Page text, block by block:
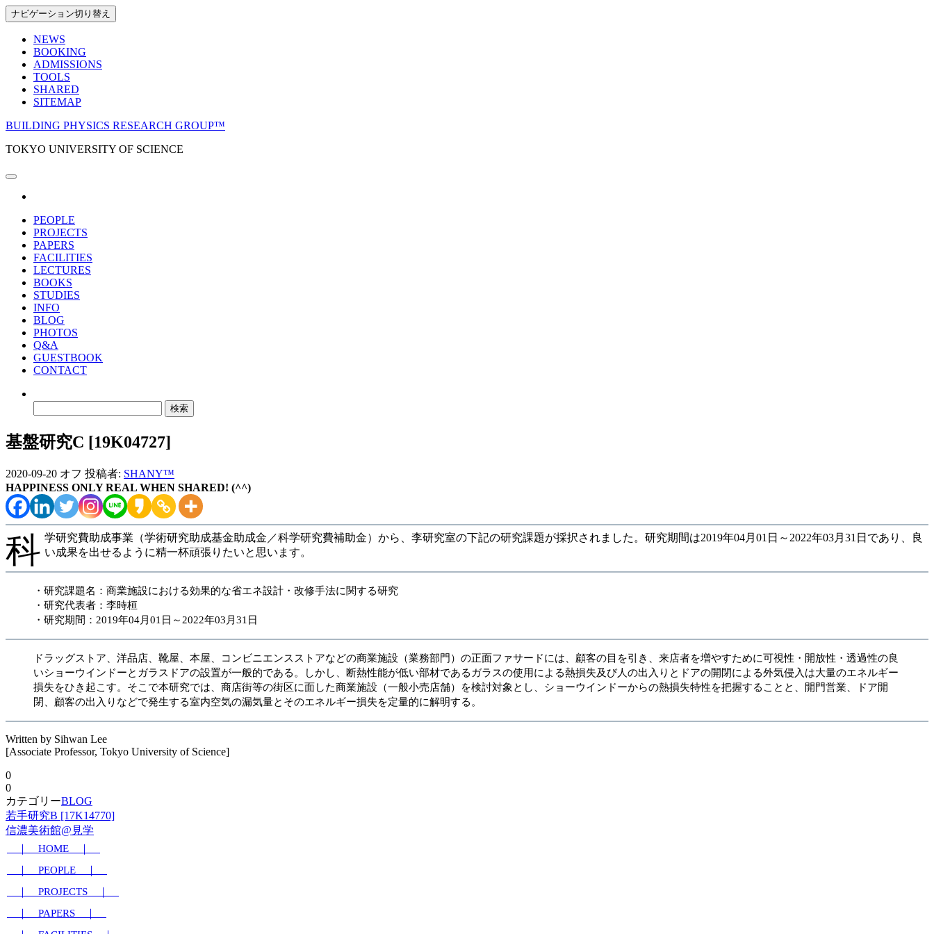
Skip
to
content
ナビゲーション切り替え
NEWS
BOOKING
ADMISSIONS
TOOLS
SHARED
SITEMAP
BUILDING PHYSICS RESEARCH GROUP™
TOKYO UNIVERSITY OF SCIENCE
PEOPLE
PROJECTS
PAPERS
FACILITIES
LECTURES
BOOKS
STUDIES
INFO
BLOG
PHOTOS
Q&A
GUESTBOOK
CONTACT
基盤研究C [19K04727]
2020-09-20 オフ 投稿者: SHANY™
HAPPINESS ONLY REAL WHEN SHARED! (^^)
科 学研究費助成事業（学術研究助成基金助成金／科学研究費補助金）から、李研究室の下記の研究課題が採択されました。研究期間は2019年04月01日～2022年03月31日であり、良
い成果を出せるように精一杯頑張りたいと思います。
・研究課題名：商業施設における効果的な省エネ設計・改修手法に関する研究
・研究代表者：李時桓
・研究期間：2019年04月01日～2022年03月31日
ドラッグストア、洋品店、靴屋、本屋、コンビニエンスストアなどの商業施設（業務部門）の正面ファサードには、顧客の目を引き、来店者を増やすために可視性・開放性・透過性の良
いショーウインドーとガラスドアの設置が一般的である。しかし、断熱性能が低い部材であるガラスの使用による熱損失及び人の出入りとドアの開閉による外気侵入は大量のエネルギー
損失をひき起こす。そこで本研究では、商店街等の街区に面した商業施設（一般小売店舗）を検討対象とし、ショーウインドーからの熱損失特性を把握することと、開門営業、ドア開
閉、顧客の出入りなどで発生する室内空気の漏気量とそのエネルギー損失を定量的に解明する。
Written by Sihwan Lee
[Associate Professor, Tokyo University of Science]
0
0
カテゴリーBLOG
若手研究B [17K14770]
信濃美術館@見学
｜ HOME ｜
｜ PEOPLE ｜
｜ PROJECTS ｜
｜ PAPERS ｜